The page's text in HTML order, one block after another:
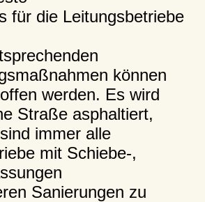
für die Leitungsbetriebe
können
werden. Es wird
Straße asphaltiert,
immer alle
mit Schiebe-,
Sanierungen zu